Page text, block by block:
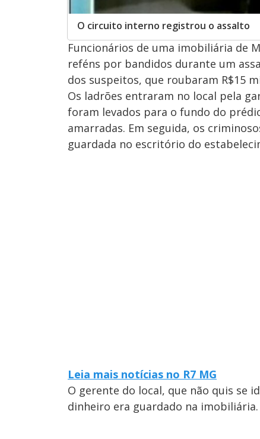
O circuito interno registrou o assalto
Funcionários de uma imobiliária de
reféns por bandidos durante um
dos suspeitos, que roubaram R$15
Os ladrões entraram no local pela
foram levados para o fundo do
amarradas. Em seguida, os
guardada no escritório do
Leia mais notícias no R7 MG
O gerente do local, que não quis se
dinheiro era guardado na imobiliária.